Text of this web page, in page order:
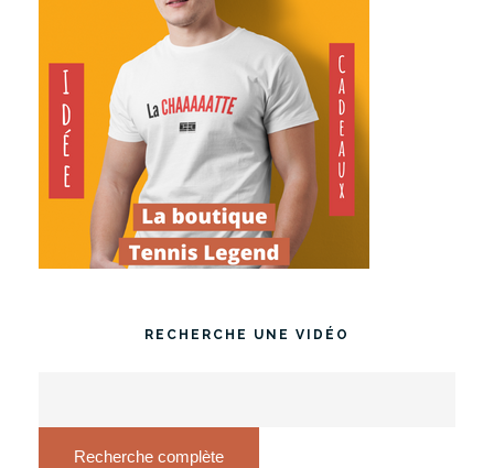
RECHERCHE UNE VIDÉO
Recherche complète